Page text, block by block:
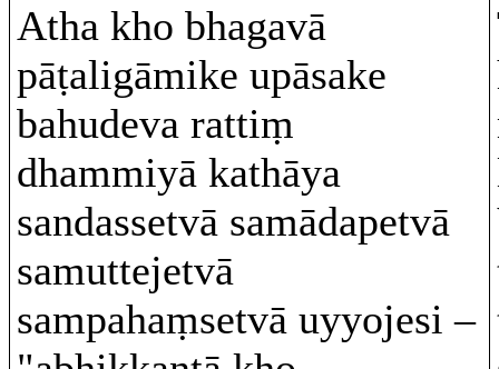
Atha kho bhagavā
pāṭaligāmike upāsake
bahudeva rattiṃ
dhammiyā kathāya
sandassetvā samādapetvā
samuttejetvā
sampahaṃsetvā uyyojesi –